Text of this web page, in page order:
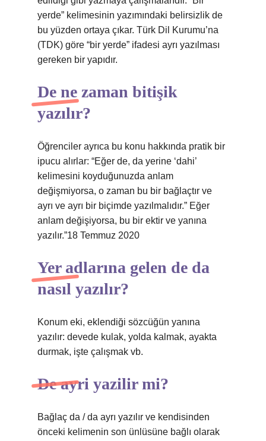
yerde” kelimesinin yazımındaki belirsizlik de
bu yüzden ortaya çıkar. Türk Dil Kurumu’na
(TDK) göre “bir yerde” ifadesi ayrı yazılması
gereken bir yapıdır.
De ne zaman bitişik
yazılır?
Öğrenciler ayrıca bu konu hakkında pratik bir
ipucu alırlar: “Eğer de, da yerine ‘dahi’
kelimesini koyduğunuzda anlam
değişmiyorsa, o zaman bu bir bağlaçtır ve
ayrı ve ayrı bir biçimde yazılmalıdır.” Eğer
anlam değişiyorsa, bu bir ektir ve yanına
yazılır.”18 Temmuz 2020
Yer adlarına gelen de da
nasıl yazılır?
Konum eki, eklendiği sözcüğün yanına
yazılır: devede kulak, yolda kalmak, ayakta
durmak, işte çalışmak vb.
De ayri yazilir mi?
Bağlaç da / da ayrı yazılır ve kendisinden
önceki kelimenin son ünlüsüne bağlı olarak